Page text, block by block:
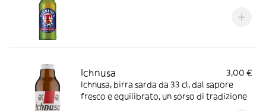
Ichnusa
3,00 €
Ichnusa, birra sarda da 33 cl, dal sapore
fresco e equilibrato, un sorso di tradizione